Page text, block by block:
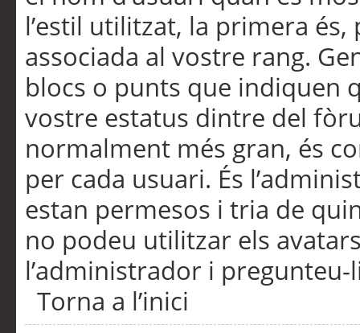
l’estil utilitzat, la primera
associada al vostre rang.
blocs o punts que indiquen
vostre estatus dintre del
normalment més gran, és
per cada usuari. És
estan permesos i tria de
no podeu utilitzar els
l’administrador i pregunteu-
Torna a l’inici